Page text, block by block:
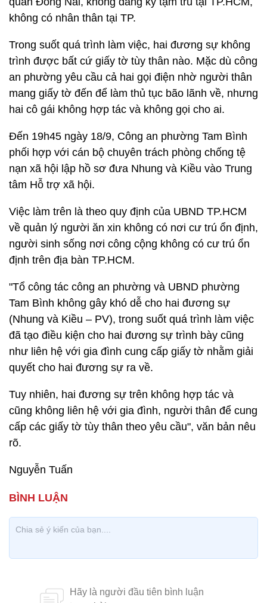
không có nhân thân tại TP.
Trong suốt quá trình làm việc, hai đương sự không
trình được bất cứ giấy tờ tùy thân nào. Mặc dù công
an phường yêu cầu cả hai gọi điện nhờ người thân
mang giấy tờ đến để làm thủ tục bão lãnh về, nhưng
hai cô gái không hợp tác và không gọi cho ai.
Đến 19h45 ngày 18/9, Công an phường Tam Bình
phối hợp với cán bộ chuyên trách phòng chống tệ
nạn xã hội lập hồ sơ đưa Nhung và Kiều vào Trung
tâm Hỗ trợ xã hội.
Việc làm trên là theo quy định của UBND TP.HCM
về quản lý người ăn xin không có nơi cư trú ổn định,
người sinh sống nơi công cộng không có cư trú ổn
định trên địa bàn TP.HCM.
"Tổ công tác công an phường và UBND phường
Tam Bình không gây khó dễ cho hai đương sự
(Nhung và Kiều – PV), trong suốt quá trình làm việc
đã tạo điều kiện cho hai đương sự trình bày cũng
như liên hệ với gia đình cung cấp giấy tờ nhằm giải
quyết cho hai đương sự ra về.
Tuy nhiên, hai đương sự trên không hợp tác và
cũng không liên hệ với gia đình, người thân để cung
cấp các giấy tờ tùy thân theo yêu cầu", văn bản nêu
rõ.
Nguyễn Tuấn